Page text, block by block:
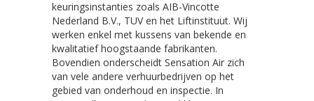
keuringsinstanties zoals AIB-Vincotte
Nederland B.V., TUV en het Liftinstituut. Wij
werken enkel met kussens van bekende en
kwalitatief hoogstaande fabrikanten.
Bovendien onderscheidt Sensation Air zich
van vele andere verhuurbedrijven op het
gebied van onderhoud en inspectie. In